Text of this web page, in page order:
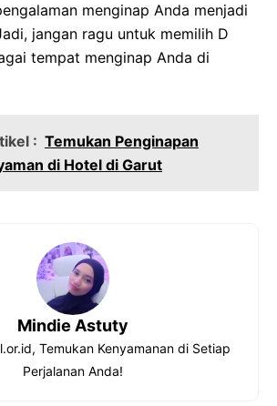
menginap Anda menjadi
jangan ragu untuk memilih D
tempat menginap Anda di
: Temukan Penginapan
di Hotel di Garut
Mindie Astuty
Temukan Kenyamanan di Setiap
Perjalanan Anda!